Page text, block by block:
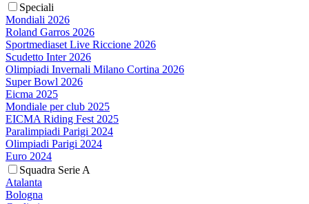
Speciali
Mondiali 2026
Roland Garros 2026
Sportmediaset Live Riccione 2026
Scudetto Inter 2026
Olimpiadi Invernali Milano Cortina 2026
Super Bowl 2026
Eicma 2025
Mondiale per club 2025
EICMA Riding Fest 2025
Paralimpiadi Parigi 2024
Olimpiadi Parigi 2024
Euro 2024
Squadra Serie A
Atalanta
Bologna